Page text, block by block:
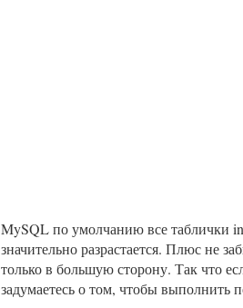
MySQL по умолчанию все таблички
значительно разрастается. Плюс не
только в большую сторону. Так что
задумаетесь о том, чтобы выполнить